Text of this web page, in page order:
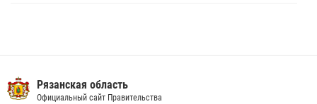
Вневедомственная охрана подвела итоги деятельности
подразделений за первое полугодие 2026 года
Рязанская область
Официальный сайт Правительства